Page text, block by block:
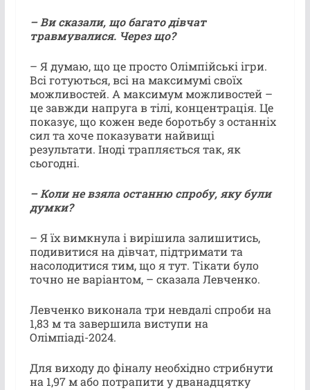
– Ви сказали, що багато дівчат
травмувалися. Через що?
– Я думаю, що це просто Олімпійські ігри.
Всі готуються, всі на максимумі своїх
можливостей. А максимум можливостей –
це завжди напруга в тілі, концентрація. Це
показує, що кожен веде боротьбу з останніх
сил та хоче показувати найвищі
результати. Іноді трапляється так, як
сьогодні.
– Коли не взяла останню спробу, яку були
думки?
– Я їх вимкнула і вирішила залишитись,
подивитися на дівчат, підтримати та
насолодитися тим, що я тут. Тікати було
точно не варіантом, – сказала Левченко.
Левченко виконала три невдалі спроби на
1,83 м та завершила виступи на
Олімпіаді-2024.
Для виходу до фіналу необхідно стрибнути
на 1,97 м або потрапити у дванадцятку